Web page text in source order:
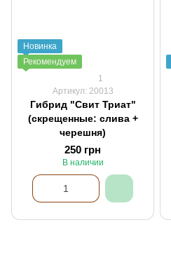
Новинка
Рекомендуем
1
Артикул: 20013
Гибрид "Свит Триат"
(скрещенные: слива +
черешня)
250 грн
В наличии